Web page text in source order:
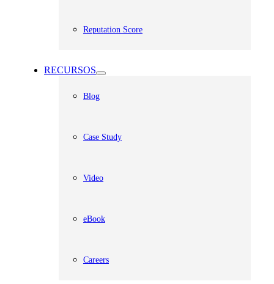
Reputation Score
RECURSOS
Blog
Case Study
Video
eBook
Careers